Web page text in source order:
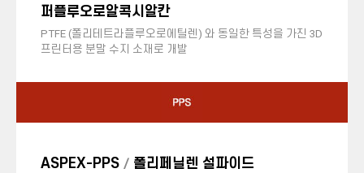
퍼플루오로알콕시알칸
PTFE (폴리테트라플루오로에틸렌) 와 동일한 특성을 가진 3D
프린터용 분말 수지 소재로 개발
ASPEX-PPS / 폴리페닐렌 설파이드